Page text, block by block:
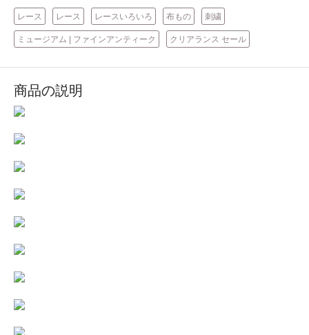
レース レース レースいろいろ 布もの 刺繍
ミュージアム | ファインアンティーク クリアランス セール
商品の説明